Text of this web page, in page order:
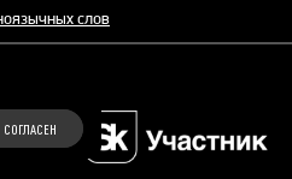
СОГЛАСЕН
слов